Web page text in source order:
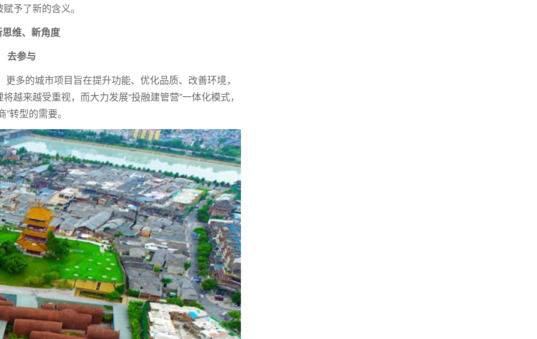
予了新的含义。
维、新角度
去参与
更多的城市项目旨在提升功能、优化品质、改善环境，
越来越受重视，而大力发展“投融建管营”一体化模式，
转型的需要。